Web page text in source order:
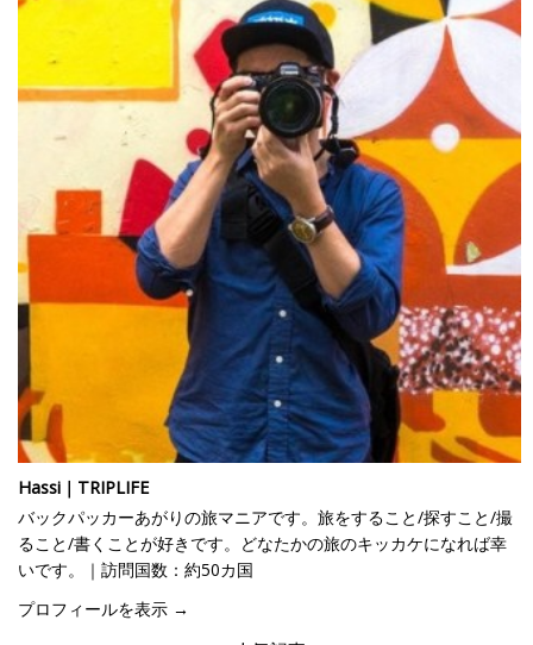
Hassi｜TRIPLIFE
バックパッカーあがりの旅マニアです。旅をすること/探すこと/撮
ること/書くことが好きです。どなたかの旅のキッカケになれば幸
いです。｜訪問国数：約50カ国
プロフィールを表示 →